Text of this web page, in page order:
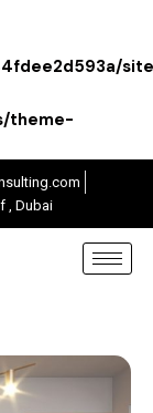
theme-
, Dubai